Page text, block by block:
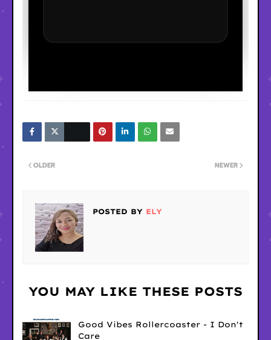
NEWER
OLDER
POSTED BY ELY
YOU MAY LIKE THESE POSTS
Good Vibes Rollercoaster - I Don't
Care